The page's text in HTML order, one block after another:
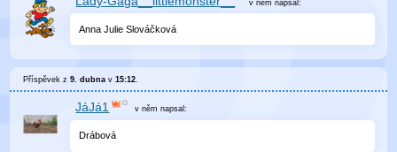
v němnapsal:
Anna Julie Slováčková
Příspěvek z9. dubna v15:12
JáJá1 v něm napsal:
Drábová